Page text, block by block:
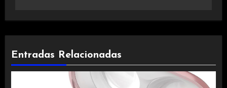
Entradas Relacionadas